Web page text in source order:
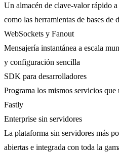
Un almacén de clave-valor rápido
como las herramientas de bases de
WebSockets y Fanout
Mensajería instantánea a escala
y configuración sencilla
SDK para desarrolladores
Programa los mismos servicios que
Fastly
Enterprise sin servidores
La plataforma sin servidores más
abiertas e integrada con toda la